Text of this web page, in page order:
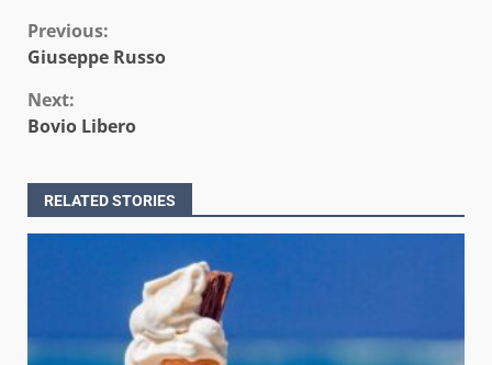
Continue
Reading
Previous:
Giuseppe Russo
Next:
Bovio Libero
RELATED STORIES